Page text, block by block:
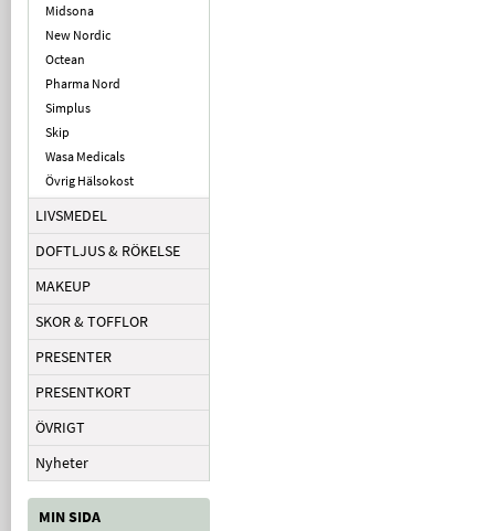
Midsona
New Nordic
Octean
Pharma Nord
Simplus
Skip
Wasa Medicals
Övrig Hälsokost
LIVSMEDEL
DOFTLJUS & RÖKELSE
MAKEUP
SKOR & TOFFLOR
PRESENTER
PRESENTKORT
ÖVRIGT
Nyheter
MIN SIDA